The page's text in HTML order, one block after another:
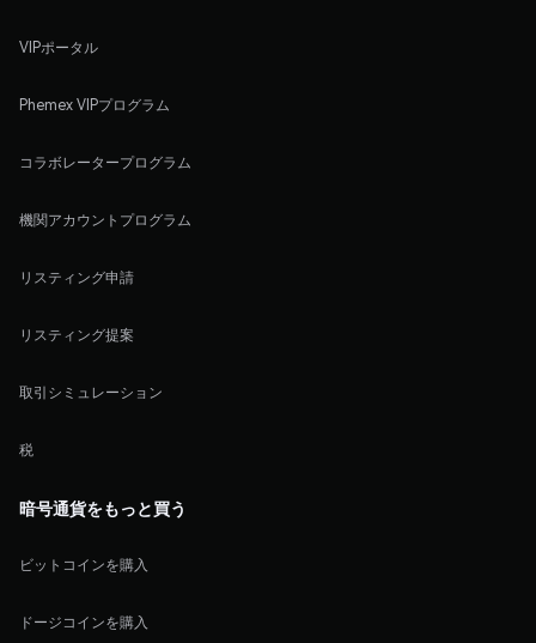
VIPポータル
Phemex VIPプログラム
コラボレータープログラム
機関アカウントプログラム
リスティング申請
リスティング提案
取引シミュレーション
税
暗号通貨をもっと買う
ビットコインを購入
ドージコインを購入